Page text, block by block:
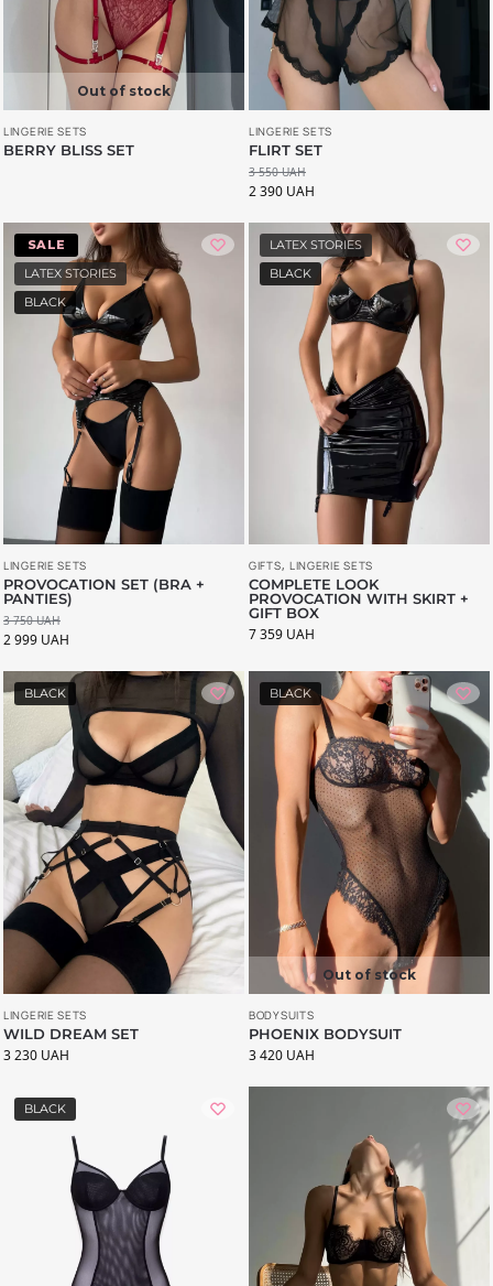
Out of stock
LINGERIE SETS
BERRY BLISS SET
LINGERIE SETS
FLIRT SET
3 550UAH
2 390 UAH
-20%
LATEX STORIES
BLACK
LINGERIE SETS
PROVOCATION SET (BRA +
PANTIES)
3 750UAH
2 999 UAH
LATEX STORIES
BLACK
GIFTS, LINGERIE SETS
COMPLETE LOOK
PROVOCATION WITH SKIRT +
GIFT BOX
7 359 UAH
BLACK
LINGERIE SETS
WILD DREAM SET
3 230 UAH
BLACK
Out of stock
BODYSUITS
PHOENIX BODYSUIT
3 420 UAH
BLACK